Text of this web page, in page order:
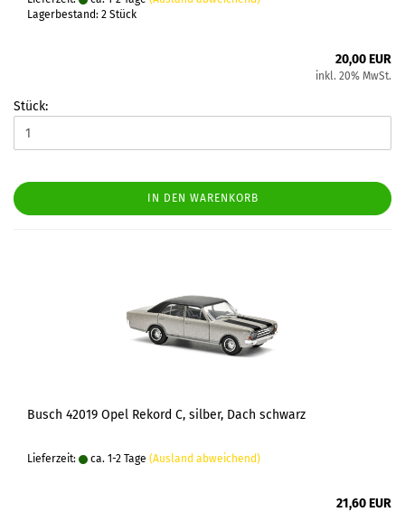
Lagerbestand: 2 Stück
20,00 EUR
inkl. 20% MwSt.
Stück:
IN DEN WARENKORB
Busch 42019 Opel Rekord C, silber, Dach schwarz
Lieferzeit: ca. 1-2 Tage (Ausland abweichend)
21,60 EUR